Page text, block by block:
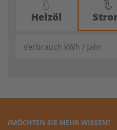
Heizöl
MÖCHTEN SIE MEHR WISSEN?